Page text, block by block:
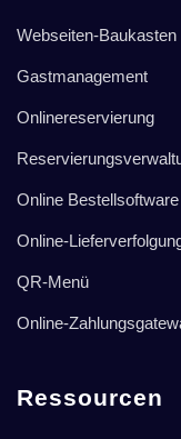
Webseiten-Baukasten
Gastmanagement
Onlinereservierung
Online Bestellsoftware
Online-
QR-Menü
Online-
Ressourcen